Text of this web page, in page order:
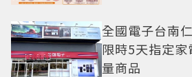
全國電子台南
限時5天指定
量商品